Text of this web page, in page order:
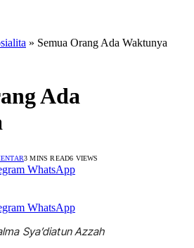
» Semua Orang Ada Waktunya
Ada
3 MINS READ6 VIEWS
WhatsApp
WhatsApp
Sya’diatun Azzah